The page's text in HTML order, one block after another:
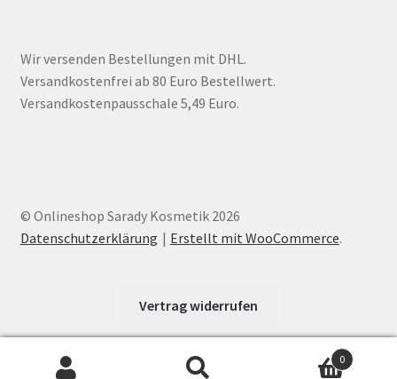
Wir versenden Bestellungen mit DHL.
Versandkostenfrei ab 80 Euro Bestellwert.
Versandkostenpausschale 5,49 Euro.
© Onlineshop Sarady Kosmetik 2026
Datenschutzerklärung
Erstellt mit WooCommerce.
Vertrag widerrufen
0